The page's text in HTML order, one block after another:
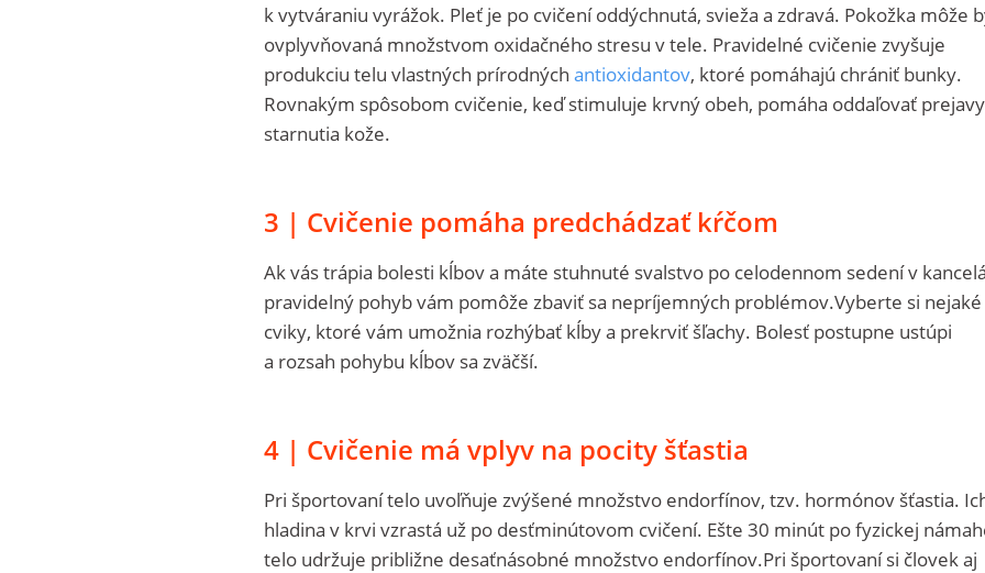
k vytváraniu vyrážok. Pleť je po cvičení oddýchnutá, svieža a zdravá. Pokožka môže
ovplyvňovaná množstvom oxidačného stresu v tele. Pravidelné cvičenie zvyšuje
produkciu telu vlastných prírodných antioxidantov, ktoré pomáhajú chrániť bunky.
Rovnakým spôsobom cvičenie, keď stimuluje krvný obeh, pomáha oddaľovať prejavy
starnutia kože.
3 | Cvičenie pomáha predchádzať kŕčom
Ak vás trápia bolesti kĺbov a máte stuhnuté svalstvo po celodennom sedení v
pravidelný pohyb vám pomôže zbaviť sa nepríjemných problémov.Vyberte si nejaké
cviky, ktoré vám umožnia rozhýbať kĺby a prekrviť šľachy. Bolesť postupne ustúpi
a rozsah pohybu kĺbov sa zväčší.
4 | Cvičenie má vplyv na pocity šťastia
Pri športovaní telo uvoľňuje zvýšené množstvo endorfínov, tzv. hormónov šťastia.
hladina v krvi vzrastá už po desťminútovom cvičení. Ešte 30 minút po fyzickej
telo udržuje približne desaťnásobné množstvo endorfínov.Pri športovaní si človek aj